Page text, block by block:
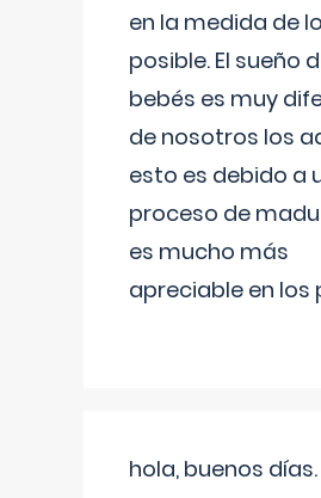
en la medida de lo
posible. El sueño
bebés es muy
de nosotros los
esto es debido a
proceso de
es mucho más
apreciable en los
hola, buenos días.